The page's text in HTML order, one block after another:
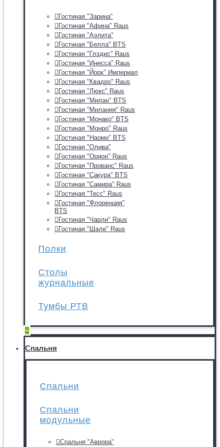
Гостиная "Зарина"
Гостиная "Афина" Raus
Гостиная "Аэлита"
Гостиная "Белла" BTS
Гостиная "Глэдис" Raus
Гостиная "Инесса" Raus
Гостиная "Йорк" Империал
Гостиная "Квадро" Raus
Гостиная "Люкс" Raus
Гостиная "Милан" BTS
Гостиная "Милания" Raus
Гостиная "Монако" BTS
Гостиная "Монро" Raus
Гостиная "Наоми" BTS
Гостиная "Олива"
Гостиная "Орион" Raus
Гостиная "Прованс" Raus
Гостиная "Сакура" BTS
Гостиная "Самира" Raus
Гостиная "Тесс" Raus
Гостиная "Флоренция"
BTS
Гостиная "Чарли" Raus
Гостиная "Шале" Raus
Полки
Столы
журнальные
Тумбы РТВ
+
Спальня
Спальни
Спальни
модульные
Спальня "Аврора"